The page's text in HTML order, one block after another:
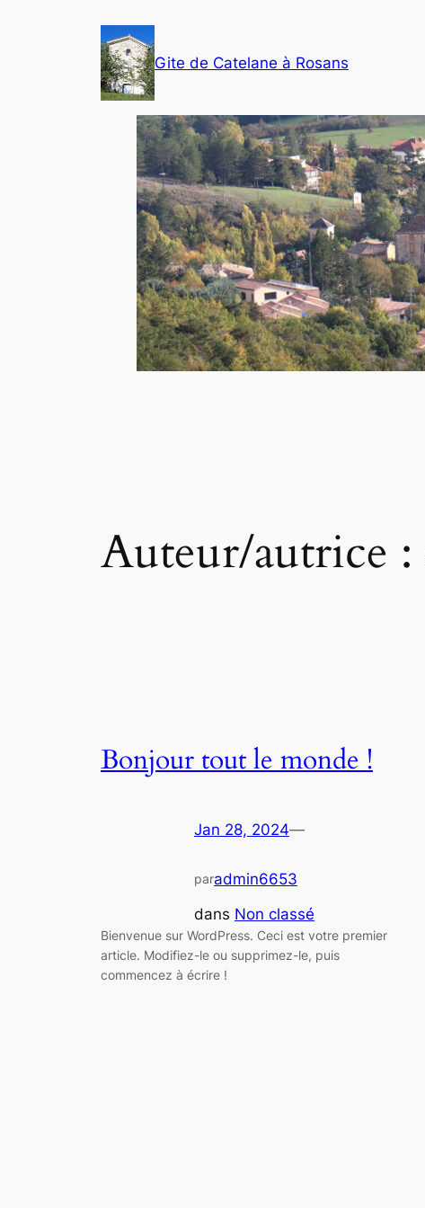
Gite de Catelane à Rosans
Auteur/autrice :
Bonjour tout le monde !
Jan 28, 2024—
paradmin6653
dans Non classé
Bienvenue sur WordPress. Ceci est votre premier
article. Modifiez-le ou supprimez-le, puis
commencez à écrire !